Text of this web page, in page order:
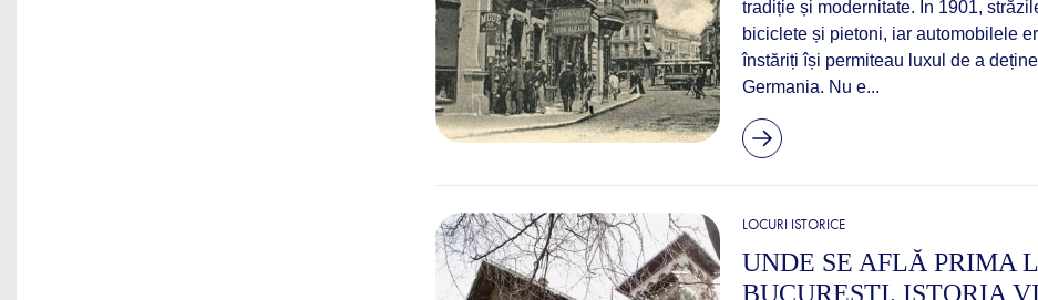
tradiție și modernitate. În 1901,
biciclete și pietoni, iar automobilele
înstăriți își permiteau luxul de a
Germania. Nu e...
LOCURI ISTORICE
UNDE SE AFLĂ PRIMA
BUCUREȘTI. ISTORIA